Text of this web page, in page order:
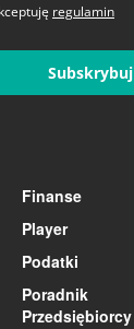
regulamin
Subskrybuj
Finanse
Player
Podatki
Poradnik
Przedsiębiorcy